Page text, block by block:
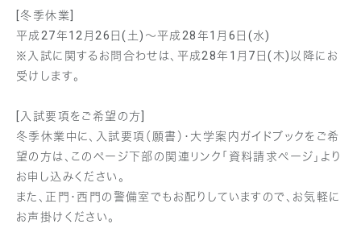
[冬季休業]
平成27年12月26日(土)～平成28年1月6日(水)
※入試に関するお問合わせは、平成28年1月7日(木)以降にお
受けします。
[入試要項をご希望の方]
冬季休業中に、入試要項（願書）・大学案内ガイドブックをご希
望の方は、このページ下部の関連リンク「資料請求ページ」より
お申し込みください。
また、正門・西門の警備室でもお配りしていますので、お気軽に
お声掛けください。